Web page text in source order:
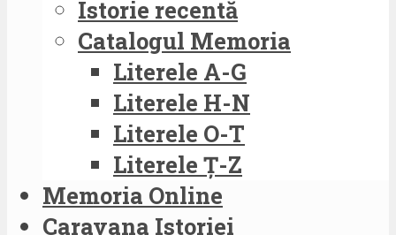
Istorie recentă
Catalogul Memoria
Literele A-G
Literele H-N
Literele O-T
Literele Ț-Z
Memoria Online
Caravana Istoriei